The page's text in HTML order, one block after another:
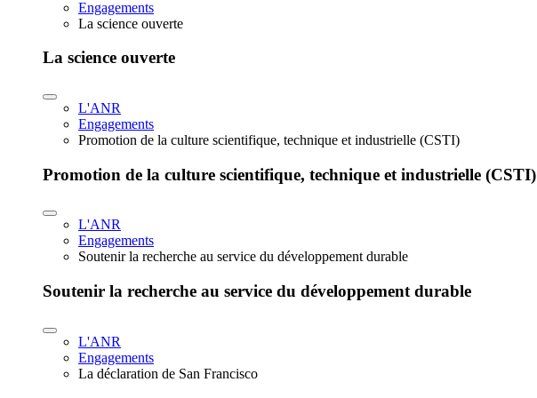
Engagements
La science ouverte
La science ouverte
L'ANR
Engagements
Promotion de la culture scientifique, technique et industrielle (CSTI)
Promotion de la culture scientifique, technique et industrielle (CSTI)
L'ANR
Engagements
Soutenir la recherche au service du développement durable
Soutenir la recherche au service du développement durable
L'ANR
Engagements
La déclaration de San Francisco